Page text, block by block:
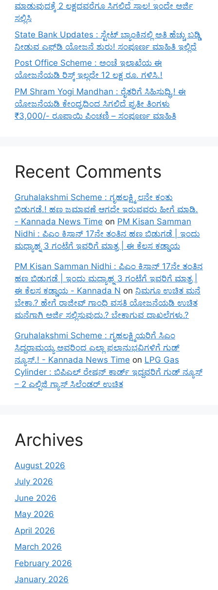
ಮಾಡುವುದಕ್ಕೆ 2 ಲಕ್ಷದವರೆಗೂ ಸಿಗಲಿದೆ ಸಾಲ! ಇಂದೇ ಅರ್ಜಿ
ಸಲ್ಲಿಸಿ
State Bank Updates : ಸ್ಟೇಟ್ ಬ್ಯಾಂಕಿನಲ್ಲಿ ಅತಿ ಹೆಚ್ಚು ಬಡ್ಡಿ
ನೀಡುವ ಎಫ್‌ಡಿ ಯೋಜನೆ ಶುರು! ಸಂಪೂರ್ಣ ಮಾಹಿತಿ ಇಲ್ಲಿದೆ
Post Office Scheme : ಅಂಚೆ ಇಲಾಖೆಯ ಈ
ಯೋಜನೆಯಡಿ ರಿಸ್ಕ್‌ ಇಲ್ಲದೇ 12 ಲಕ್ಷ ರೂ. ಗಳಿಸಿ.!
PM Shram Yogi Mandhan : ರೈತರಿಗೆ ಸಿಹಿಸುದ್ಧಿ.! ಈ
ಯೋಜನೆಯಡಿ ಕೇಂದ್ರದಿಂದ ಸಿಗಲಿದೆ ಪ್ರತೀ ತಿಂಗಳು
₹3,000/- ರೂಪಾಯಿ ಪಿಂಚಣಿ – ಸಂಪೂರ್ಣ ಮಾಹಿತಿ
Recent Comments
Gruhalakshmi Scheme : ಗೃಹಲಕ್ಷ್ಮಿ ೮ನೇ ಕಂತು
ಬಿಡುಗಡೆ.! ಹಣ ಜಮಾವಣೆ ಆಗದೇ ಇರುವವರು ಹೀಗೆ ಮಾಡಿ.
- Kannada News Time on PM Kisan Samman
Nidhi : ಪಿಎಂ ಕಿಸಾನ್ 17ನೇ ತಂತಿನ ಹಣ ಬಿಡುಗಡೆ | ಇಂದು
ಮಧ್ಯಾಹ್ನ 3 ಗಂಟೆಗೆ ಇವರಿಗೆ ಮಾತ್ರ | ಈ ಕೆಲಸ ಕಡ್ಡಾಯ
PM Kisan Samman Nidhi : ಪಿಎಂ ಕಿಸಾನ್ 17ನೇ ತಂತಿನ
ಹಣ ಬಿಡುಗಡೆ | ಇಂದು ಮಧ್ಯಾಹ್ನ 3 ಗಂಟೆಗೆ ಇವರಿಗೆ ಮಾತ್ರ |
ಈ ಕೆಲಸ ಕಡ್ಡಾಯ - Kannada N on ನಿಮಗೂ ಉಚಿತ ಮನೆ
ಬೇಕಾ.? ಹೇಗೆ ರಾಜೀವ್ ಗಾಂಧಿ ವಸತಿ ಯೋಜನೆಯಡಿ ಉಚಿತ
ಮನೆಗಾಗಿ ಅರ್ಜಿ ಸಲ್ಲಿಸುವುದು.? ಬೇಕಾಗುವ ದಾಖಲೆಗಳು.?
Gruhalakshmi Scheme : ಗೃಹಲಕ್ಷ್ಮಿಯರಿಗೆ ಸಿಎಂ
ಸಿದ್ದರಾಮಯ್ಯ ಅವರಿಂದ ಎಲ್ಲಾ ಫಲಾನುಭವಿಗಳಿಗೆ ಗುಡ್
ನ್ಯೂಸ್.! - Kannada News Time on LPG Gas
Cylinder : ಬಿಪಿಎಲ್ ರೇಷನ್ ಕಾರ್ಡ್ ಇದ್ದವರಿಗೆ ಗುಡ್ ನ್ಯೂಸ್
– 2 ಎಲ್ಪಿಜಿ ಗ್ಯಾಸ್ ಸಿಲೆಂಡರ್ ಉಚಿತ
Archives
August 2026
July 2026
June 2026
May 2026
April 2026
March 2026
February 2026
January 2026